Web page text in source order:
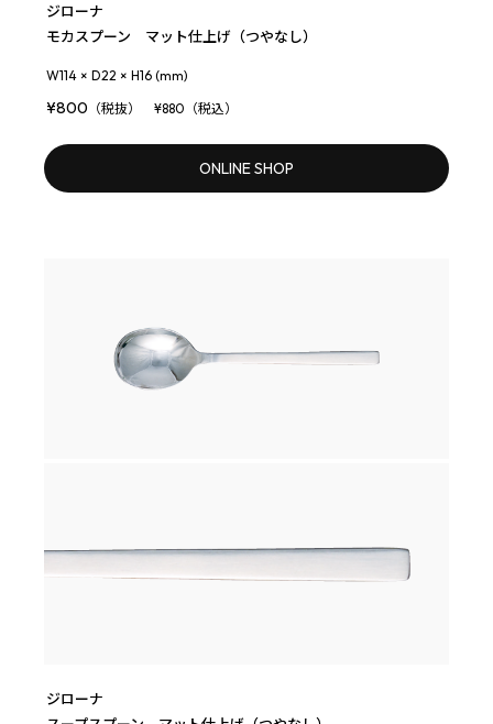
ジローナ
モカスプーン マット仕上げ（つやなし）
W114 × D22 × H16 (mm)
¥800 （税抜） ¥880（税込）
ONLINE SHOP
ジローナ